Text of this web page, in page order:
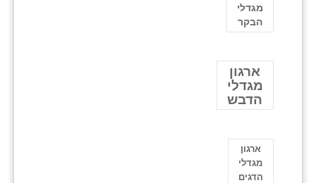
מגדלי
הבקר
ארגון
מגדלי
הדבש
ארגון
מגדלי
הדגים